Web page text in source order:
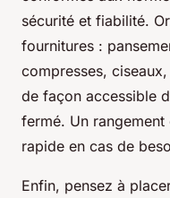
sécurité et fiabilité.
fournitures :
compresses,
de façon accessible
fermé. Un
rapide en cas de
Enfin, pensez à